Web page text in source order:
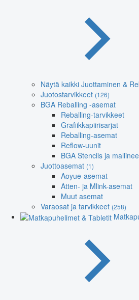
Näytä kaikki Juottaminen &
Juotostarvikkeet (126)
BGA Reballing -asemat
Reballing-tarvikkeet
Grafiikkapiirisarjat
Reballing-asemat
Reflow-uunit
BGA Stencils ja
Juottoasemat (1)
Aoyue-asemat
Atten- ja Mlink-asemat
Muut asemat
Varaosat ja tarvikkeet (258)